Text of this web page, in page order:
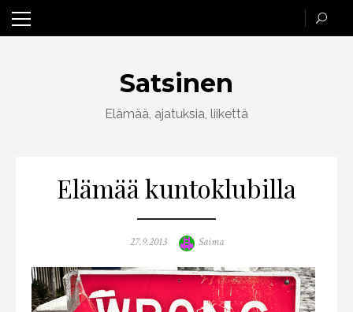
Skip
Satsinen
Elämää, ajatuksia, liikettä
Elämää kuntoklubilla
Posted
27.9.2013 Author
Saima